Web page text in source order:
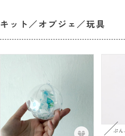
キット／オブジェ／玩具
ぷ